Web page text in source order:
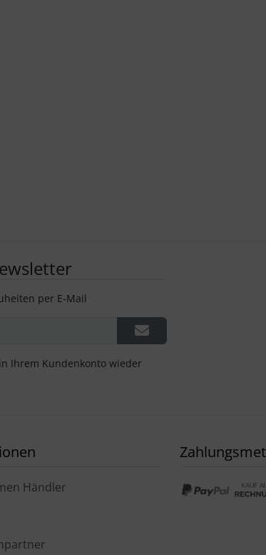
per E-Mail
Ihrem Kundenkonto wieder
Händler